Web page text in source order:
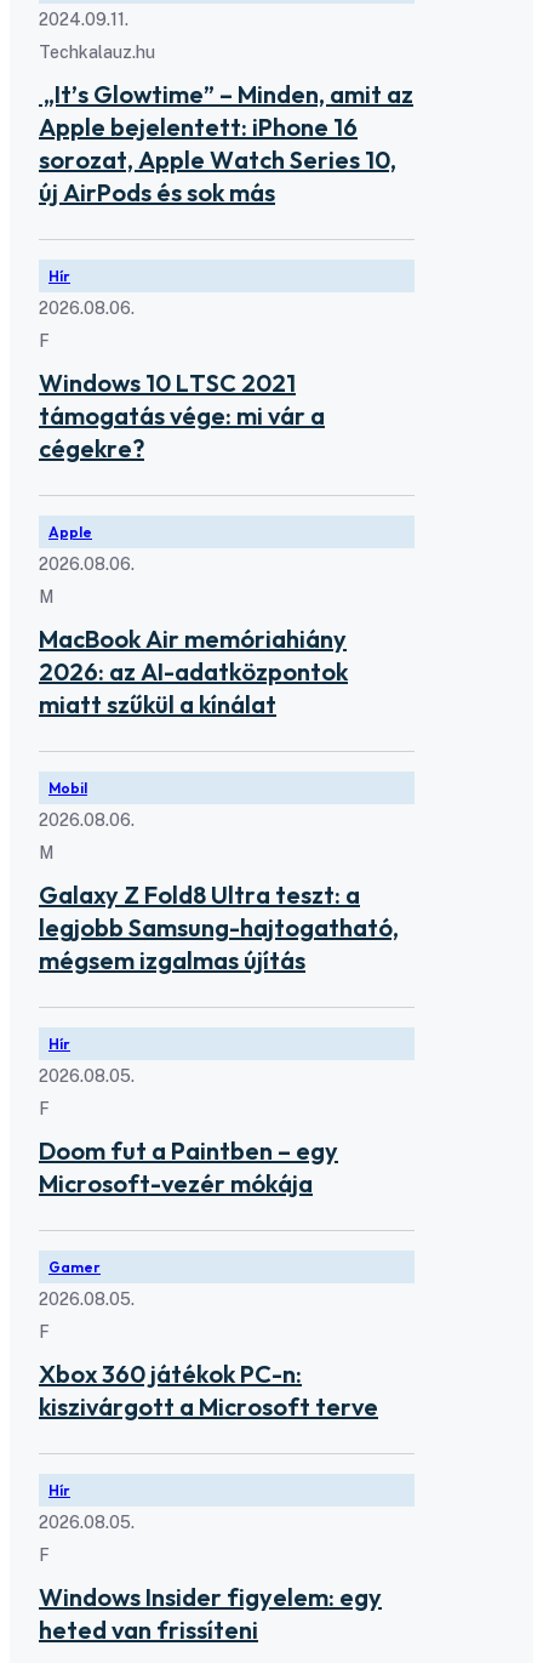
2024.09.11.
Techkalauz.hu
„It’s Glowtime” – Minden, amit az
Apple bejelentett: iPhone 16
sorozat, Apple Watch Series 10,
új AirPods és sok más
Hír
2026.08.06.
F
Windows 10 LTSC 2021
támogatás vége: mi vár a
cégekre?
Apple
2026.08.06.
M
MacBook Air memóriahiány
2026: az AI-adatközpontok
miatt szűkül a kínálat
Mobil
2026.08.06.
M
Galaxy Z Fold8 Ultra teszt: a
legjobb Samsung-hajtogatható,
mégsem izgalmas újítás
Hír
2026.08.05.
F
Doom fut a Paintben – egy
Microsoft-vezér mókája
Gamer
2026.08.05.
F
Xbox 360 játékok PC-n:
kiszivárgott a Microsoft terve
Hír
2026.08.05.
F
Windows Insider figyelem: egy
heted van frissíteni